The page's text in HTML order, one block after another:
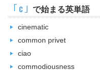
｢c｣ で始まる英単語
cinematic
common privet
ciao
commodiousness